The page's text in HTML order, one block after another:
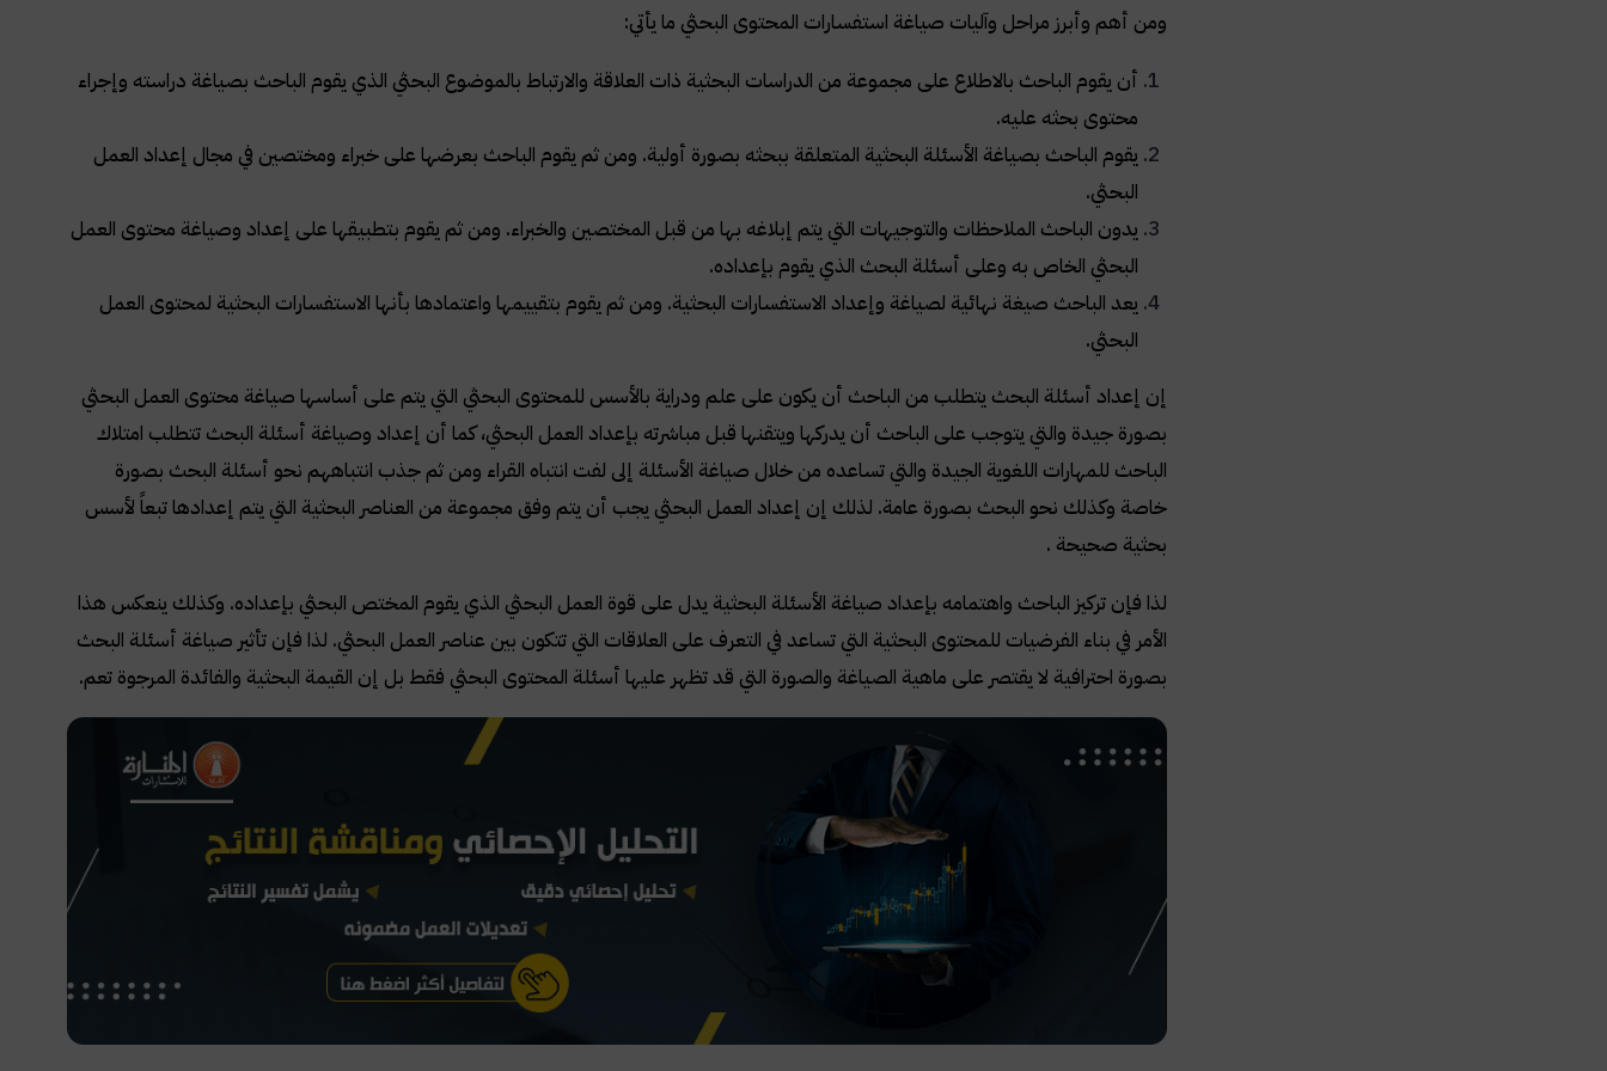
ومن أهم وأبرز مراحل وآليات صياغة استفسارات المحتوى البحثي ما يأتي:
أن يقوم الباحث بالاطلاع على مجموعة من الدراسات البحثية ذات العلاقة والارتباط بالموضوع البحثي الذي يقوم الباحث بصياغة دراسته وإجراء
محتوى بحثه عليه.
يقوم الباحث بصياغة الأسئلة البحثية المتعلقة ببحثه بصورة أولية. ومن ثم يقوم الباحث بعرضها على خبراء ومختصين في مجال إعداد العمل
البحثي.
يدون الباحث الملاحظات والتوجيهات التي يتم إبلاغه بها من قبل المختصين والخبراء. ومن ثم يقوم بتطبيقها على إعداد وصياغة محتوى العمل
البحثي الخاص به وعلى أسئلة البحث الذي يقوم بإعداده.
يعد الباحث صيغة نهائية لصياغة وإعداد الاستفسارات البحثية. ومن ثم يقوم بتقييمها واعتمادها بأنها الاستفسارات البحثية لمحتوى العمل
البحثي.
إن إعداد أسئلة البحث يتطلب من الباحث أن يكون على علم ودراية بالأسس للمحتوى البحثي التي يتم على أساسها صياغة محتوى العمل البحثي
بصورة جيدة والتي يتوجب على الباحث أن يدركها ويتقنها قبل مباشرته بإعداد العمل البحثي، كما أن إعداد وصياغة أسئلة البحث تتطلب امتلاك
الباحث للمهارات اللغوية الجيدة والتي تساعده من خلال صياغة الأسئلة إلى لفت انتباه القراء ومن ثم جذب انتباههم نحو أسئلة البحث بصورة
خاصة وكذلك نحو البحث بصورة عامة. لذلك إن إعداد العمل البحثي يجب أن يتم وفق مجموعة من العناصر البحثية التي يتم إعدادها تبعاً لأسس
بحثية صحيحة .
لذا فإن تركيز الباحث واهتمامه بإعداد صياغة الأسئلة البحثية يدل على قوة العمل البحثي الذي يقوم المختص البحثي بإعداده. وكذلك ينعكس هذا
الأمر في بناء الفرضيات للمحتوى البحثية التي تساعد في التعرف على العلاقات التي تتكون بين عناصر العمل البحثي. لذا فإن تأثير صياغة أسئلة البحث
بصورة احترافية لا يقتصر على ماهية الصياغة والصورة التي قد تظهر عليها أسئلة المحتوى البحثي فقط بل إن القيمة البحثية والفائدة المرجوة تعم.